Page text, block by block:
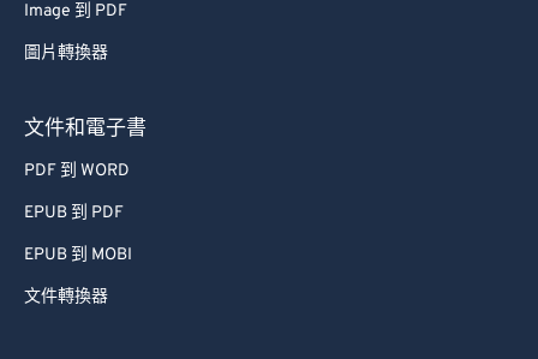
Image 到 PDF
圖片轉換器
文件和電子書
PDF 到 WORD
EPUB 到 PDF
EPUB 到 MOBI
文件轉換器